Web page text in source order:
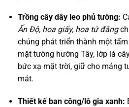
Trồng cây dây leo phủ tường:
Ấn Độ, hoa giấy, hoa tử đằng
chúng phát triển thành một
mặt tường hướng Tây, lớp lá
bức xạ mặt trời, giữ cho mảng
mát.
Thiết kế ban công/lô gia xanh: